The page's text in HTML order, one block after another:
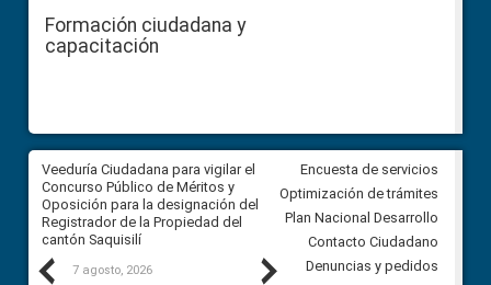
Formación ciudadana y
capacitación
Previous
Veeduría Ciudadana para vigilar el
Concurso Público de Méritos y
Oposición para la designación del
Registrador de la Propiedad del
cantón Saquisilí
7 agosto, 2026
Veeduría Ciudadana para
construcción del asfaltado de
Ballenita del cantón Santa
7 agosto, 2026
Next
Encuesta de servicios
Optimización de trámites
Plan Nacional Desarrollo
Contacto Ciudadano
Denuncias y pedidos